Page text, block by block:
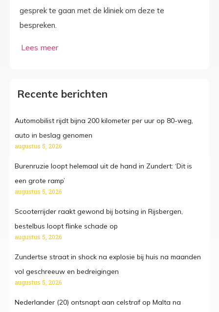
gesprek te gaan met de kliniek om deze te
bespreken.
Recente berichten
Automobilist rijdt bijna 200 kilometer per uur op 80-weg,
auto in beslag genomen
augustus 5, 2026
Burenruzie loopt helemaal uit de hand in Zundert: ‘Dit is
een grote ramp’
augustus 5, 2026
Scooterrijder raakt gewond bij botsing in Rijsbergen,
bestelbus loopt flinke schade op
augustus 5, 2026
Zundertse straat in shock na explosie bij huis na maanden
vol geschreeuw en bedreigingen
augustus 5, 2026
Nederlander (20) ontsnapt aan celstraf op Malta na